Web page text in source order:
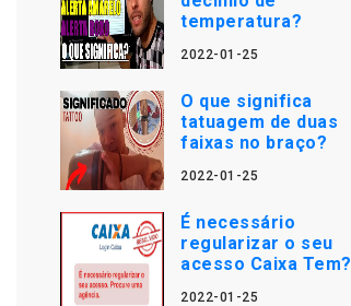
temperatura?
2022-01-25
O que significa
tatuagem de duas
faixas no braço?
2022-01-25
É necessário
regularizar o seu
acesso Caixa Tem?
2022-01-25